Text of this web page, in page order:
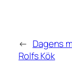
← Dagens
Rolfs Kök